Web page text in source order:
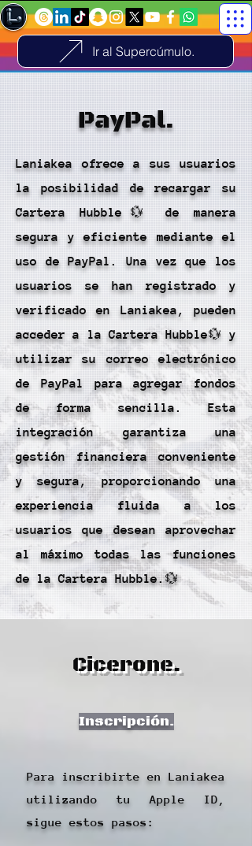
Ir al Supercúmulo.
PayPal.
Laniakea ofrece a sus usuarios
la posibilidad de recargar su
Cartera Hubble💱 de manera
segura y eficiente mediante el
uso de PayPal. Una vez que los
usuarios se han registrado y
verificado en Laniakea, pueden
acceder a la Cartera Hubble💱 y
utilizar su correo electrónico
de PayPal para agregar fondos
de forma sencilla. Esta
integración garantiza una
gestión financiera conveniente
y segura, proporcionando una
experiencia fluida a los
usuarios que desean aprovechar
al máximo todas las funciones
de la Cartera Hubble.💱
Cicerone.
Inscripción.
Para inscribirte en Laniakea
utilizando tu Apple ID,
sigue estos pasos: